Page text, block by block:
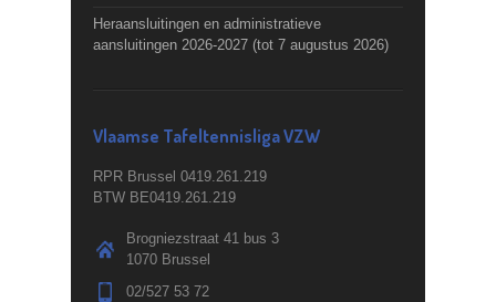
Heraansluitingen en administratieve
aansluitingen 2026-2027 (tot 7 augustus 2026)
Vlaamse Tafeltennisliga VZW
RPR Brussel 0419.261.219
BTW BE0419.261.219
Brogniezstraat 41 bus 3
1070 Brussel
02/527 53 72